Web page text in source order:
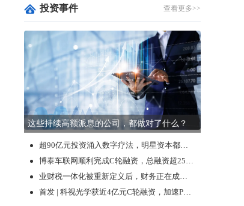
08-07
投资事件 查看更多>>
这些持续高额派息的公司，都做对了什么？
超90亿元投资涌入数字疗法，明星资本都在怎么投？
博泰车联网顺利完成C轮融资，总融资超25亿元
业财税一体化被重新定义后，财务正在成为数字化的“超级入口”
首发 | 科视光学获近4亿元C轮融资，加速PCB、光伏及半导体领域光刻项目量产